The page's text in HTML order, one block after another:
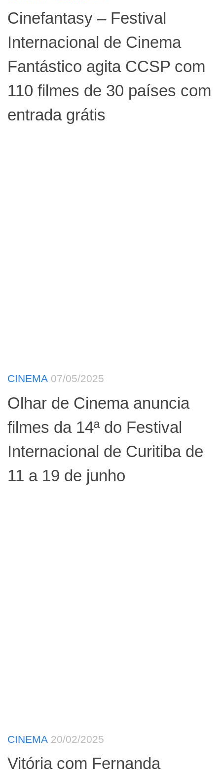
Cinefantasy – Festival
Internacional de Cinema
Fantástico agita CCSP com
110 filmes de 30 países com
entrada grátis
CINEMA 07/05/2025
Olhar de Cinema anuncia
filmes da 14ª do Festival
Internacional de Curitiba de
11 a 19 de junho
CINEMA 20/02/2025
Vitória com Fernanda